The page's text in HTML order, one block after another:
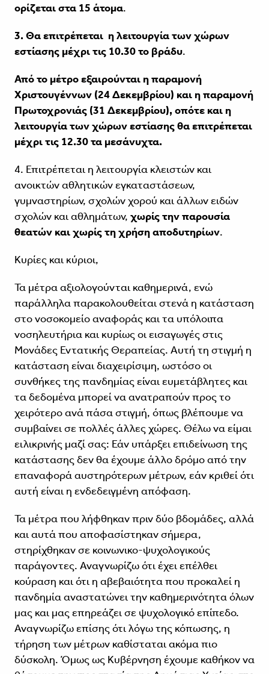
ορίζεται στα 15 άτομα.
3. Θα επιτρέπεται η λειτουργία των χώρων
εστίασης μέχρι τις 10.30 το βράδυ.
Από το μέτρο εξαιρούνται η παραμονή
Χριστουγέννων (24 Δεκεμβρίου) και η παραμονή
Πρωτοχρονιάς (31 Δεκεμβρίου), οπότε και η
λειτουργία των χώρων εστίασης θα επιτρέπεται
μέχρι τις 12.30 τα μεσάνυχτα.
4. Επιτρέπεται η λειτουργία κλειστών και
ανοικτών αθλητικών εγκαταστάσεων,
γυμναστηρίων, σχολών χορού και άλλων ειδών
σχολών και αθλημάτων, χωρίς την παρουσία
θεατών και χωρίς τη χρήση αποδυτηρίων.
Κυρίες και κύριοι,
Τα μέτρα αξιολογούνται καθημερινά, ενώ
παράλληλα παρακολουθείται στενά η κατάσταση
στο νοσοκομείο αναφοράς και τα υπόλοιπα
νοσηλευτήρια και κυρίως οι εισαγωγές στις
Μονάδες Εντατικής Θεραπείας. Αυτή τη στιγμή η
κατάσταση είναι διαχειρίσιμη, ωστόσο οι
συνθήκες της πανδημίας είναι ευμετάβλητες και
τα δεδομένα μπορεί να ανατραπούν προς το
χειρότερο ανά πάσα στιγμή, όπως βλέπουμε να
συμβαίνει σε πολλές άλλες χώρες. Θέλω να είμαι
ειλικρινής μαζί σας: Εάν υπάρξει επιδείνωση της
κατάστασης δεν θα έχουμε άλλο δρόμο από την
επαναφορά αυστηρότερων μέτρων, εάν κριθεί ότι
αυτή είναι η ενδεδειγμένη απόφαση.
Τα μέτρα που λήφθηκαν πριν δύο βδομάδες, αλλά
και αυτά που αποφασίστηκαν σήμερα,
στηρίχθηκαν σε κοινωνικο-ψυχολογικούς
παράγοντες. Αναγνωρίζω ότι έχει επέλθει
κούραση και ότι η αβεβαιότητα που προκαλεί η
πανδημία αναστατώνει την καθημερινότητα όλων
μας και μας επηρεάζει σε ψυχολογικό επίπεδο.
Αναγνωρίζω επίσης ότι λόγω της κόπωσης, η
τήρηση των μέτρων καθίσταται ακόμα πιο
δύσκολη. Όμως ως Κυβέρνηση έχουμε καθήκον να